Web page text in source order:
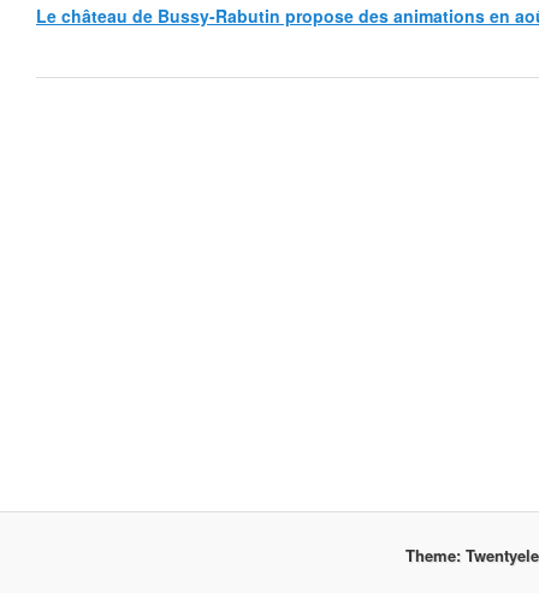
Le château de Bussy-Rabutin propose des animations en
Theme: